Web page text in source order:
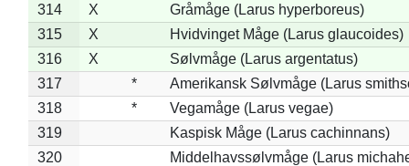
314
X
Gråmåge (Larus hyperboreus)
315
X
Hvidvinget Måge (Larus glaucoides)
316
X
Sølvmåge (Larus argentatus)
317
*
Amerikansk Sølvmåge (Larus
318
*
Vegamåge (Larus vegae)
319
Kaspisk Måge (Larus cachinnans)
320
Middelhavssølvmåge (Larus